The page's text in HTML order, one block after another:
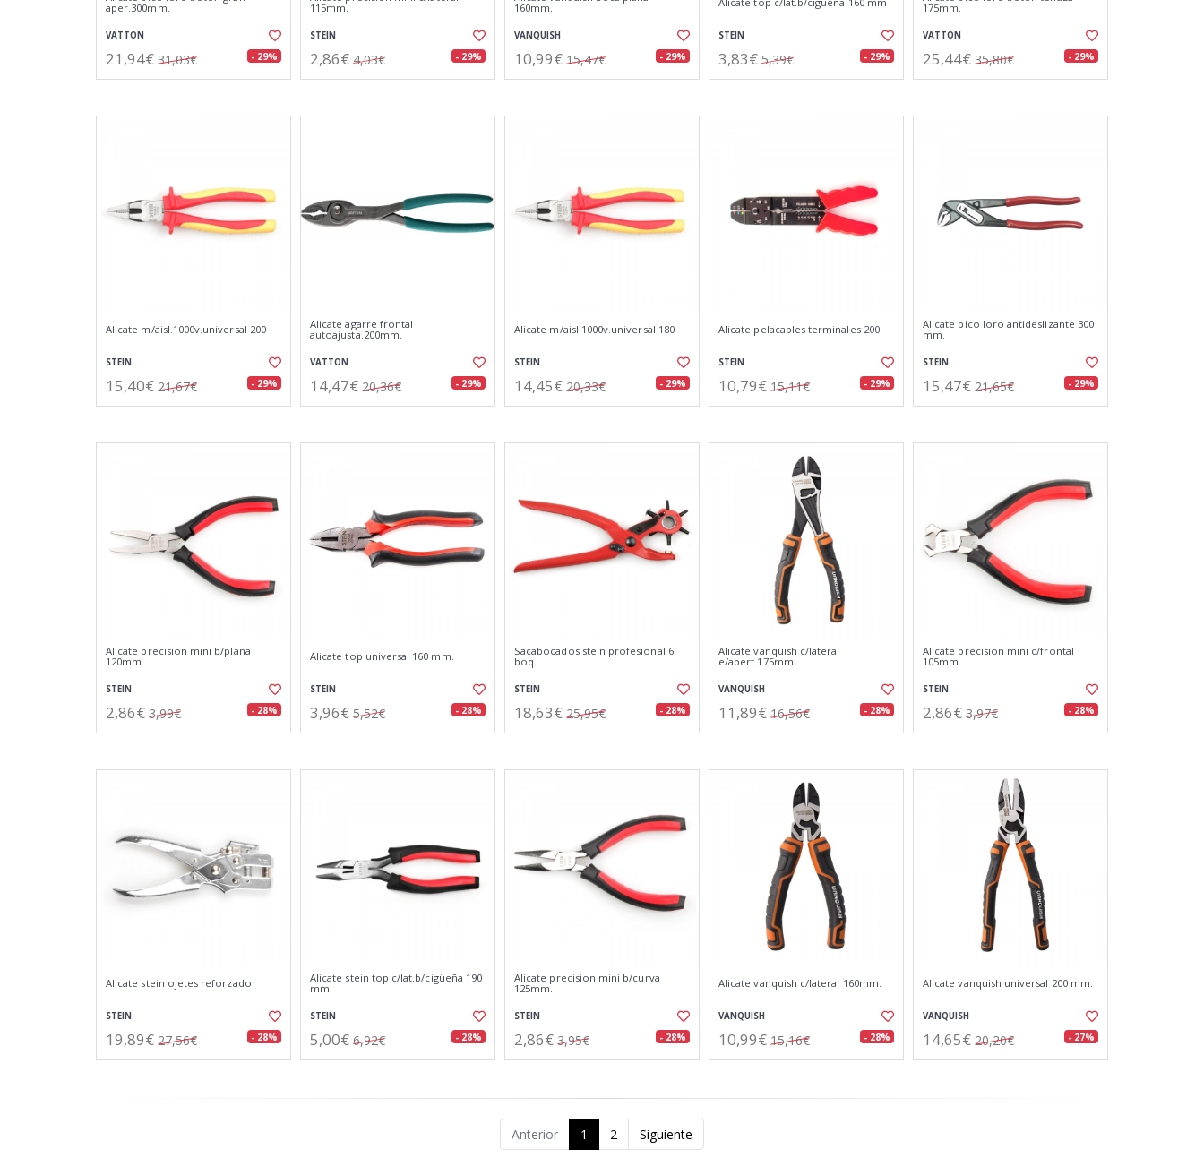
aper.300mm.
VATTON
21,94€ 31,03€ - 29%
115mm.
STEIN
2,86€ 4,03€ - 29%
160mm.
VANQUISH
10,99€ 15,47€ - 29%
STEIN
3,83€ 5,39€ - 29%
175mm.
VATTON
25,44€ 35,80€ - 29%
Alicate m/aisl.1000v.universal 200
STEIN
15,40€ 21,67€ - 29%
Alicate agarre frontal
autoajusta.200mm.
VATTON
14,47€ 20,36€ - 29%
Alicate m/aisl.1000v.universal 180
STEIN
14,45€ 20,33€ - 29%
Alicate pelacables terminales 200
STEIN
10,79€ 15,11€ - 29%
Alicate pico loro antideslizante 300
mm.
STEIN
15,47€ 21,65€ - 29%
Alicate precision mini b/plana
120mm.
STEIN
2,86€ 3,99€ - 28%
Alicate top universal 160 mm.
STEIN
3,96€ 5,52€ - 28%
Sacabocados stein profesional 6
boq.
STEIN
18,63€ 25,95€ - 28%
Alicate vanquish c/lateral
e/apert.175mm
VANQUISH
11,89€ 16,56€ - 28%
Alicate precision mini c/frontal
105mm.
STEIN
2,86€ 3,97€ - 28%
Alicate stein ojetes reforzado
STEIN
19,89€ 27,56€ - 28%
Alicate stein top c/lat.b/cigüeña 190
mm
STEIN
5,00€ 6,92€ - 28%
Alicate precision mini b/curva
125mm.
STEIN
2,86€ 3,95€ - 28%
Alicate vanquish c/lateral 160mm.
VANQUISH
10,99€ 15,16€ - 28%
Alicate vanquish universal 200 mm.
VANQUISH
14,65€ 20,20€ - 27%
Anterior 1 2 Siguiente